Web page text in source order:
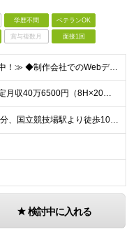
学歴不問 ベテランOK
賞与複数月 面接1回
≪20代・30代活躍中！≫ ◆制作会社でのWebディレクション経験 ◆Web制作やコーディングの実務経験 ※ブランクがある方やこれまでのご経験に自信がない方も、まずはお気軽にご応募ください！ ※ご経
時給2400円 ☆想定月収40万6500円（8H×20日＋残業7.5H） ※交通費全額支給 ※在宅日数に応じて、在宅勤務手当あり
外苑前駅より徒歩8分、国立競技場駅より徒歩10分 ▼服装：私服 ▼働き方：一部在宅（週4～5日） ※業務に慣れ次第（約1～2週間）で在宅勤務が可能になります。 ※基本在宅勤務になりますが、業務の状況
検討中に入れる